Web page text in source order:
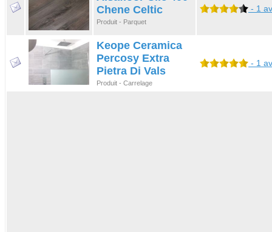
Chene Celtic
Produit - Parquet
- 1
Keope Ceramica
Percosy Extra
Pietra Di Vals
Produit - Carrelage
- 1